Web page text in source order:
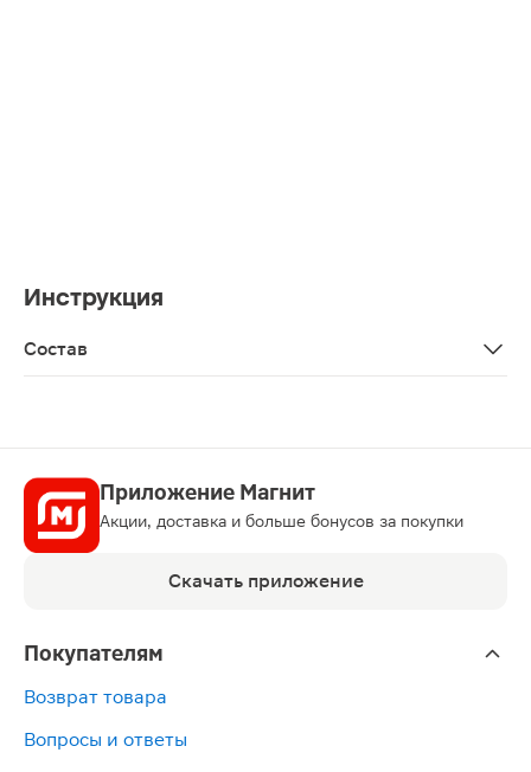
Инструкция
Состав
Приложение Магнит
Акции, доставка и больше бонусов за покупки
Скачать приложение
Покупателям
Возврат товара
Вопросы и ответы